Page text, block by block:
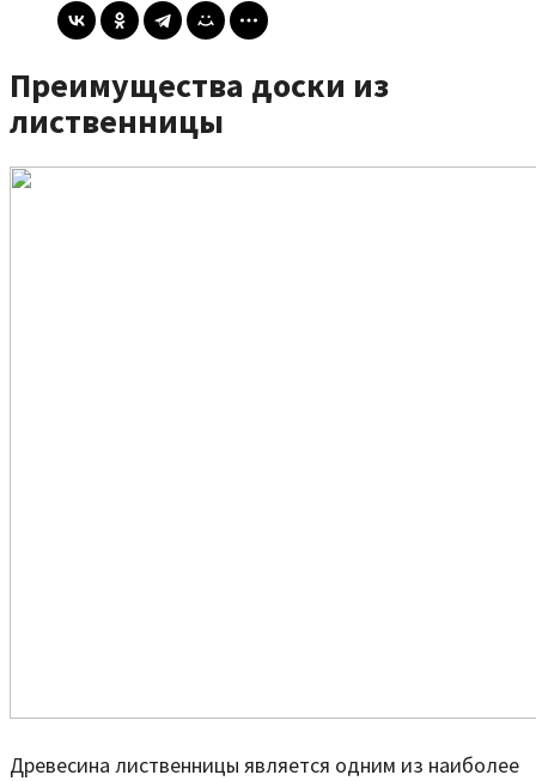
Преимущества доски из
лиственницы
Древесина лиственницы является одним из наиболее